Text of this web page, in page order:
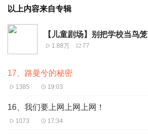
以上内容来自专辑
【儿童剧场】别把学校当鸟笼
1.88万 77
17、路曼兮的秘密
1385 19:03
16、我们要上网上网上网！
1073 17:34